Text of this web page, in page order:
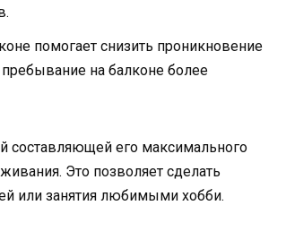
помогает снизить проникновение
на балконе более
составляющей его максимального
Это позволяет сделать
или занятия любимыми хобби.